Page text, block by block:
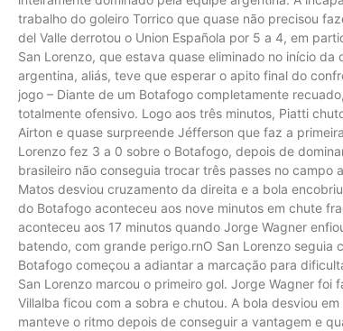
trabalho do goleiro Torrico que quase não precisou
del Valle derrotou o Union Española por 5 a 4, em
San Lorenzo, que estava quase eliminado no início
argentina, aliás, teve que esperar o apito final do
jogo – Diante de um Botafogo completamente
totalmente ofensivo. Logo aos três minutos, Piatti
Airton e quase surpreende Jéfferson que faz a
Lorenzo fez 3 a 0 sobre o Botafogo, depois de
brasileiro não conseguia trocar três passes no campo
Matos desviou cruzamento da direita e a bola
do Botafogo aconteceu aos nove minutos em chute
aconteceu aos 17 minutos quando Jorge Wagner
batendo, com grande perigo.rnO San Lorenzo
Botafogo começou a adiantar a marcação para
San Lorenzo marcou o primeiro gol. Jorge Wagner
Villalba ficou com a sobra e chutou. A bola desviou
manteve o ritmo depois de conseguir a vantagem e